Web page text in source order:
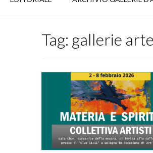
Tag: gallerie